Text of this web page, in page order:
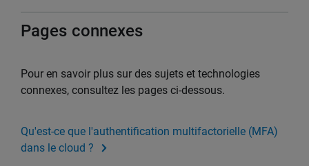
Pages connexes
Pour en savoir plus sur des sujets et technologies
connexes, consultez les pages ci-dessous.
Qu'est-ce que l'authentification multifactorielle (MFA)
dans le cloud ?